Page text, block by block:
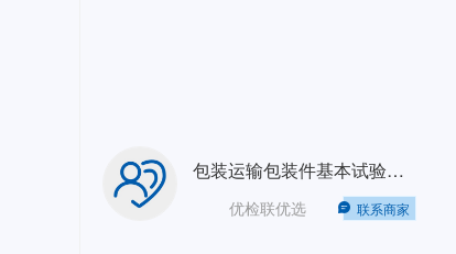
包装运输包装件基本试验抗压和堆码+跌落+振动
优检联优选 联系商家